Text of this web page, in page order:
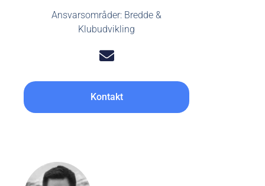
Ansvarsområder: Bredde &
Klubudvikling
Kontakt